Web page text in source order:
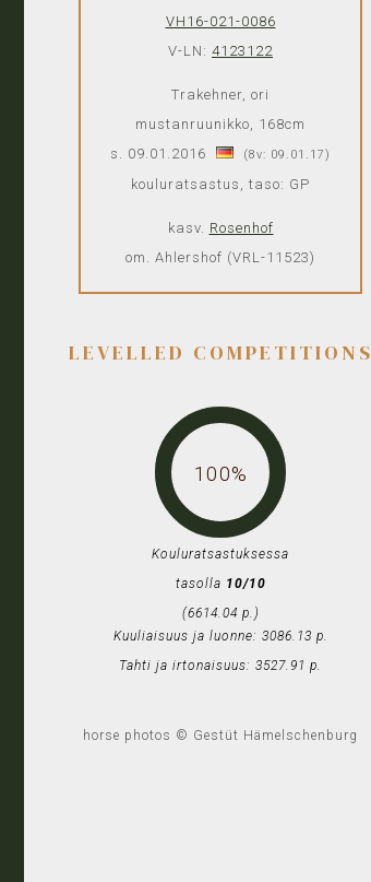
VH16-021-0086
V-LN: 4123122
Trakehner, ori
mustanruunikko, 168cm
s. 09.01.2016
(8v: 09.01.17)
kouluratsastus, taso: GP
kasv. Rosenhof
om. Ahlershof (VRL-11523)
LEVELLED COMPETITIONS
100%
Kouluratsastuksessa
tasolla 10/10
(6614.04 p.)
Kuuliaisuus ja luonne: 3086.13 p.
Tahti ja irtonaisuus: 3527.91 p.
horse photos © Gestüt Hämelschenburg